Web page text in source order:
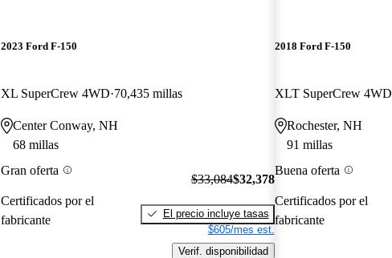
2023 Ford F-150
XL SuperCrew 4WD 70,435 millas
Center Conway, NH
68 millas
Gran oferta
Certificados por el
fabricante
$33,084$32,378
El precio incluye tasas
$605/mes est.
Verif. disponibilidad
2018 Ford F-150
XLT SuperCrew 4WD
Rochester, NH
91 millas
Buena oferta
Certificados por el
fabricante